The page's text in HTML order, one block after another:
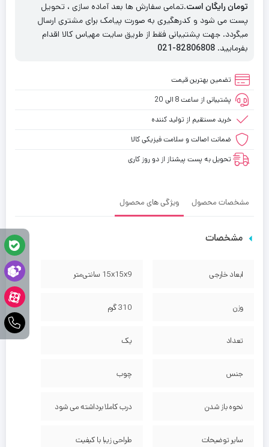
تومان رایگان است.تمامی سفارش ها بعد آماده سازی ، تحویل
پست می شود و کدرهگیری به صورت پیامک برای مشتری ارسال
میگردد. جهت پشتیبانی فقط از طریق سایت مهیاس کالا اقدام
بفرمایید. 82806808-021
تضمین بهترین قیمت
پشتیبانی از ساعت 8 الی 20
خرید مستقیم از تولید کننده
ضمانت اصالت و سلامت فیزیکی کالا
تحویل به پست پیشتاز از دو روز کاری
مشخصات محصول ویژگی های محصول
مشخصات
ابعاد خارجی 15x15x9 سانتی‌متر
وزن 310 گرم
تعداد یک
جنس چوب
نحوه باز شدن درب کاملا برداشته می شود
سایر توضیحات طراحی زیبا با کیفیت